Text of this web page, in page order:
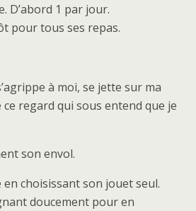
D’abord 1 par jour.
pour tous ses repas.
à moi, se jette sur ma
regard qui sous entend que je
son envol.
choisissant son jouet seul.
doucement pour en